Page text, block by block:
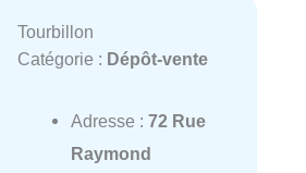
Tourbillon
Catégorie : Dépôt-vente
Adresse : 72 Rue
Raymond